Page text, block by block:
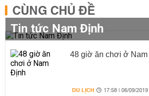
CÙNG CHỦ ĐỀ
Tin tức Nam Định
48 giờ ăn chơi ở
DU LỊCH 17:58 | 06/09/2019